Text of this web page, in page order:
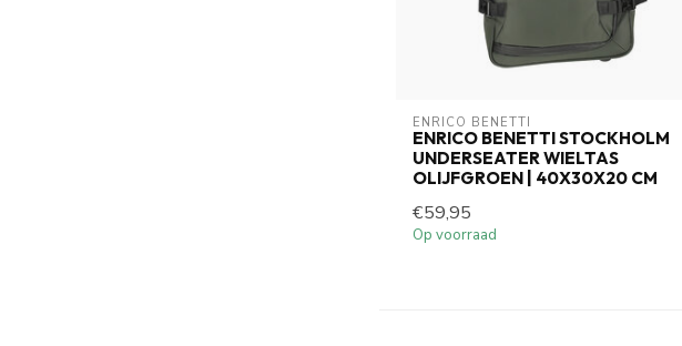
ENRICO BENETTI
ENRICO BENETTI STOCKHOLM
UNDERSEATER WIELTAS
OLIJFGROEN | 40X30X20 CM
€59,95
Op voorraad